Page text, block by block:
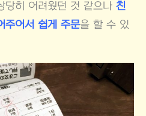
당히 어려웠던 것 같으나 친
주어서 쉽게 주문을 할 수 있